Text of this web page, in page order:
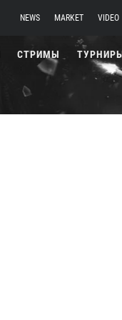
NEWS MARKET VIDEO
СТРИМЫ